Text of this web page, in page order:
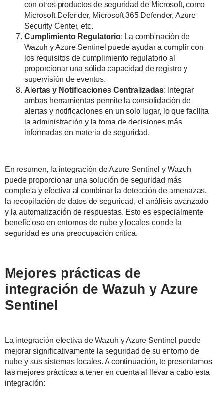
con otros productos de seguridad de Microsoft, como
Microsoft Defender, Microsoft 365 Defender, Azure
Security Center, etc.
Cumplimiento Regulatorio: La combinación de
Wazuh y Azure Sentinel puede ayudar a cumplir con
los requisitos de cumplimiento regulatorio al
proporcionar una sólida capacidad de registro y
supervisión de eventos.
Alertas y Notificaciones Centralizadas: Integrar
ambas herramientas permite la consolidación de
alertas y notificaciones en un solo lugar, lo que facilita
la administración y la toma de decisiones más
informadas en materia de seguridad.
En resumen, la integración de Azure Sentinel y Wazuh
puede proporcionar una solución de seguridad más
completa y efectiva al combinar la detección de amenazas,
la recopilación de datos de seguridad, el análisis avanzado
y la automatización de respuestas. Esto es especialmente
beneficioso en entornos de nube y locales donde la
seguridad es una preocupación crítica.
Mejores prácticas de
integración de Wazuh y Azure
Sentinel
La integración efectiva de Wazuh y Azure Sentinel puede
mejorar significativamente la seguridad de su entorno de
nube y sus sistemas locales. A continuación, te presentamos
las mejores prácticas a tener en cuenta al llevar a cabo esta
integración: